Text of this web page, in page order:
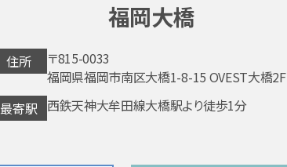
福岡大橋
住所
〒815-0033
福岡県福岡市南区大橋1-8-15 OVEST大橋2F
最寄駅 西鉄天神大牟田線大橋駅より徒歩1分